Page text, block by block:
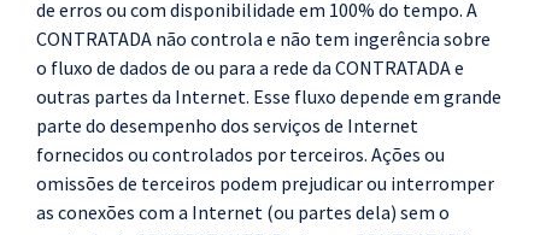
de erros ou com disponibilidade em 100% do tempo. A
CONTRATADA não controla e não tem ingerência sobre
o fluxo de dados de ou para a rede da CONTRATADA e
outras partes da Internet. Esse fluxo depende em grande
parte do desempenho dos serviços de Internet
fornecidos ou controlados por terceiros. Ações ou
omissões de terceiros podem prejudicar ou interromper
as conexões com a Internet (ou partes dela) sem o